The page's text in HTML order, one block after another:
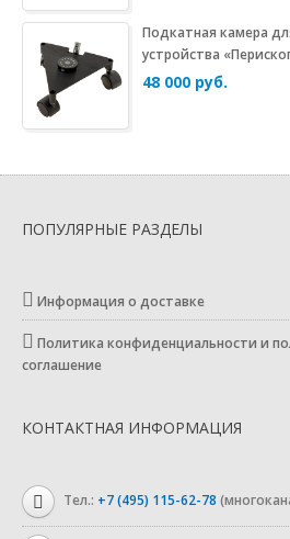
Подкатная камера
устройства
48 000 руб.
ПОПУЛЯРНЫЕ РАЗДЕЛЫ
Информация о доставке
Политика конфиденциальности и
соглашение
КОНТАКТНАЯ ИНФОРМАЦИЯ
Тел.: +7 (495) 115-62-78